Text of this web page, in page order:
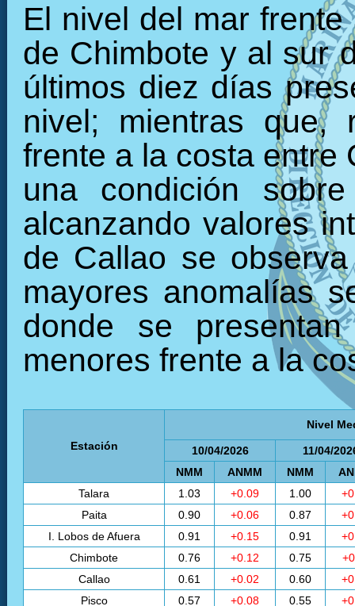
El nivel del mar
de Chimbote y al sur
últimos diez días
nivel; mientras que,
frente a la costa entre
una condición
alcanzando valores
de Callao se
mayores anomalías
donde se
menores frente a la
Estación
Nivel
10/04/2026
11/04/
NMM
ANMM NMM
Talara
1.03 +0.09 1.00
Paita
0.90 +0.06 0.87
I. Lobos de Afuera
0.91 +0.15 0.91
Chimbote
0.76 +0.12 0.75
Callao
0.61 +0.02 0.60
Pisco
0.57 +0.08 0.55